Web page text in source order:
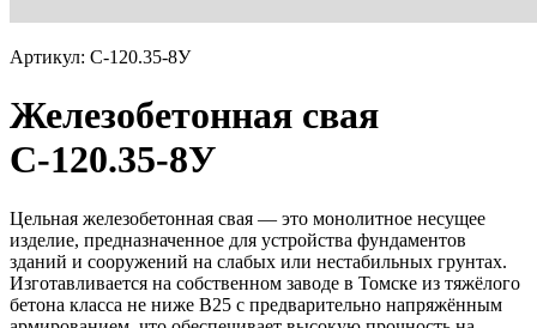
Артикул: С-120.35-8У
Железобетонная свая
С-120.35-8У
Цельная железобетонная свая — это монолитное несущее
изделие, предназначенное для устройства фундаментов
зданий и сооружений на слабых или нестабильных грунтах.
Изготавливается на собственном заводе в Томске из тяжёлого
бетона класса не ниже B25 с предварительно напряжённым